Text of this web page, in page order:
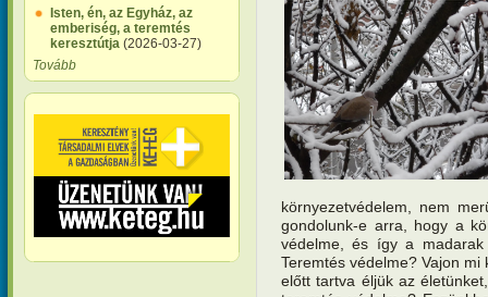
Isten, én, az Egyház, az
emberiség, a teremtés
keresztútja (2026-03-27)
Tovább
környezetvédelem, nem
gondolunk-e arra, hogy a
védelme, és így a
Teremtés védelme? Vajon
előtt tartva éljük az